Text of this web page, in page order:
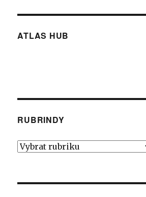
ATLAS HUB
RUBRINDY
Rubrindy